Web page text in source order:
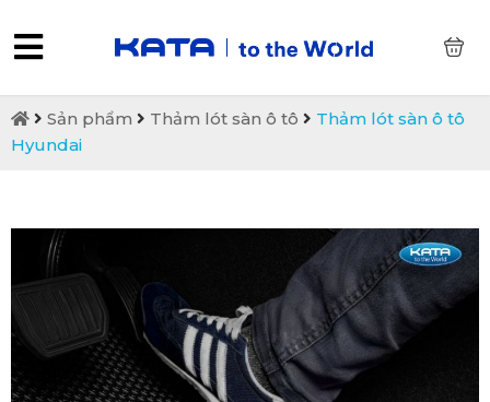
Sản phẩm Thảm lót sàn ô tô
Thảm lót sàn ô tô
Hyundai